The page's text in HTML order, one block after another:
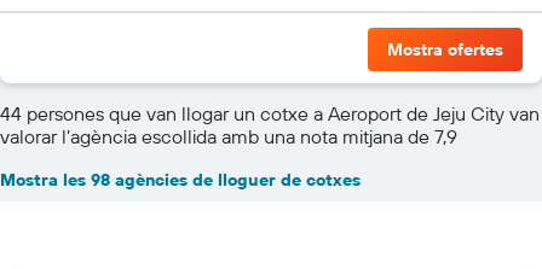
Mostra ofertes
44 persones que van llogar un cotxe a Aeroport de Jeju City van
valorar l’agència escollida amb una nota mitjana de 7,9
Mostra les 98 agències de lloguer de cotxes